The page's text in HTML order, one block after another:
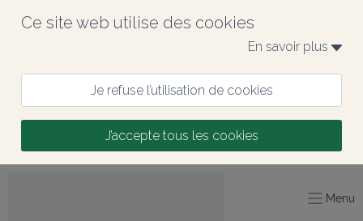
Ce site web utilise des cookies
En savoir plus
Je refuse l’utilisation de cookies
J’accepte tous les cookies
Menu